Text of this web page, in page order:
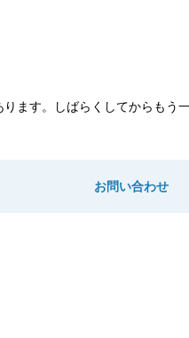
ます。しばらくしてからもう
お問い合わせ